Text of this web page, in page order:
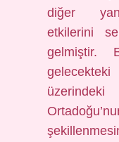
diğer
etkilerini
gelmiştir.